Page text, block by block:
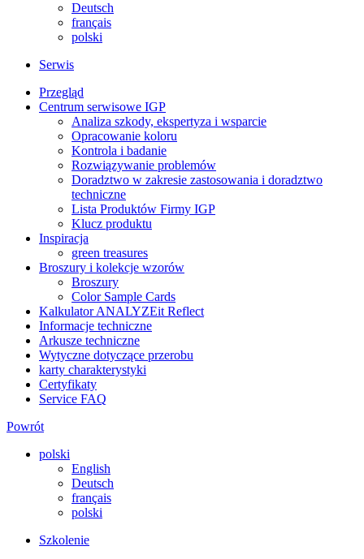
Deutsch
français
polski
Serwis
Przegląd
Centrum serwisowe IGP
Analiza szkody, ekspertyza i wsparcie
Opracowanie koloru
Kontrola i badanie
Rozwiązywanie problemów
Doradztwo w zakresie zastosowania i doradztwo
techniczne
Lista Produktów Firmy IGP
Klucz produktu
Inspiracja
green treasures
Broszury i kolekcje wzorów
Broszury
Color Sample Cards
Kalkulator ANALYZEit Reflect
Informacje techniczne
Arkusze techniczne
Wytyczne dotyczące przerobu
karty charakterystyki
Certyfikaty
Service FAQ
Powrót
polski
English
Deutsch
français
polski
Szkolenie